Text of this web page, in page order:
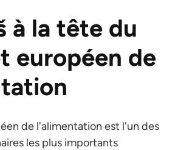
à la tête du
européen de
de l'alimentation est l'un des
les plus importants